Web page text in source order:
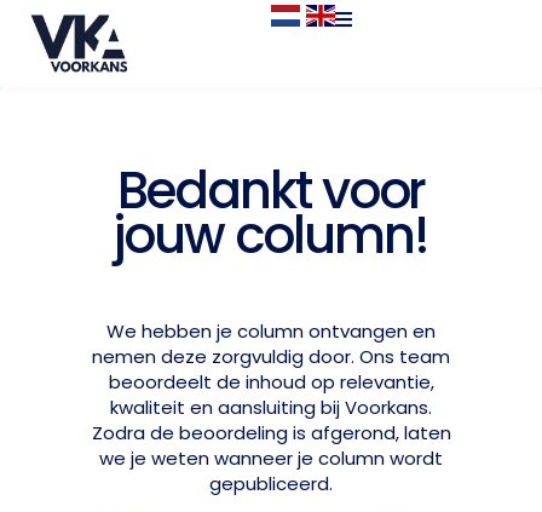
Bedankt voor
jouw column!
We hebben je column ontvangen en
nemen deze zorgvuldig door. Ons team
beoordeelt de inhoud op relevantie,
kwaliteit en aansluiting bij Voorkans.
Zodra de beoordeling is afgerond, laten
we je weten wanneer je column wordt
gepubliceerd.